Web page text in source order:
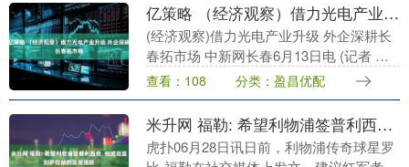
亿策略 （经济观察）借力光电产业升级 外企深耕长春拓市场
(经济观察)借力光电产业升级 外企深耕长
春拓市场 中新网长春6月13日电 (记者 郭
佳)随着国产产业链不断完善、本土企业加
速成长，越来越多国际企业赴长春寻求合
作....
查看：108 分类：盈昌优配
米升网 福勒: 希望利物浦签普利西奇, 他或能复刻萨拉赫的发展道路
虎扑06月28日讯日前，利物浦传奇球星罗